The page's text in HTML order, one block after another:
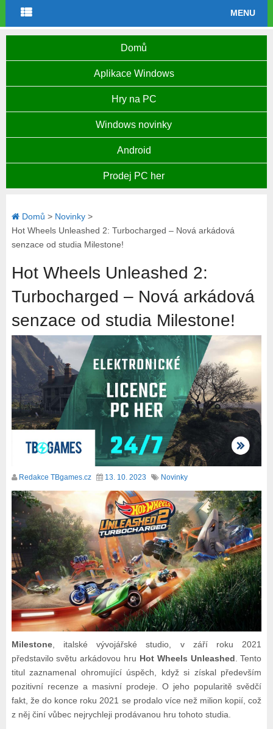
MENU
Domů
Aplikace Windows
Hry na PC
Windows novinky
Android
Prodej PC her
Domů > Novinky>
Hot Wheels Unleashed 2: Turbocharged – Nová arkádová
senzace od studia Milestone!
Hot Wheels Unleashed 2:
Turbocharged – Nová arkádová
senzace od studia Milestone!
Redakce TBgames.cz 13. 10. 2023 Novinky
Milestone, italské vývojářské studio, v září roku 2021
představilo světu arkádovou hru Hot Wheels Unleashed . Tento
titul zaznamenal ohromující úspěch, když si získal především
pozitivní recenze a masivní prodeje. O jeho popularitě svědčí
fakt, že do konce roku 2021 se prodalo více než milion kopií, což
z něj činí vůbec nejrychleji prodávanou hru tohoto studia.